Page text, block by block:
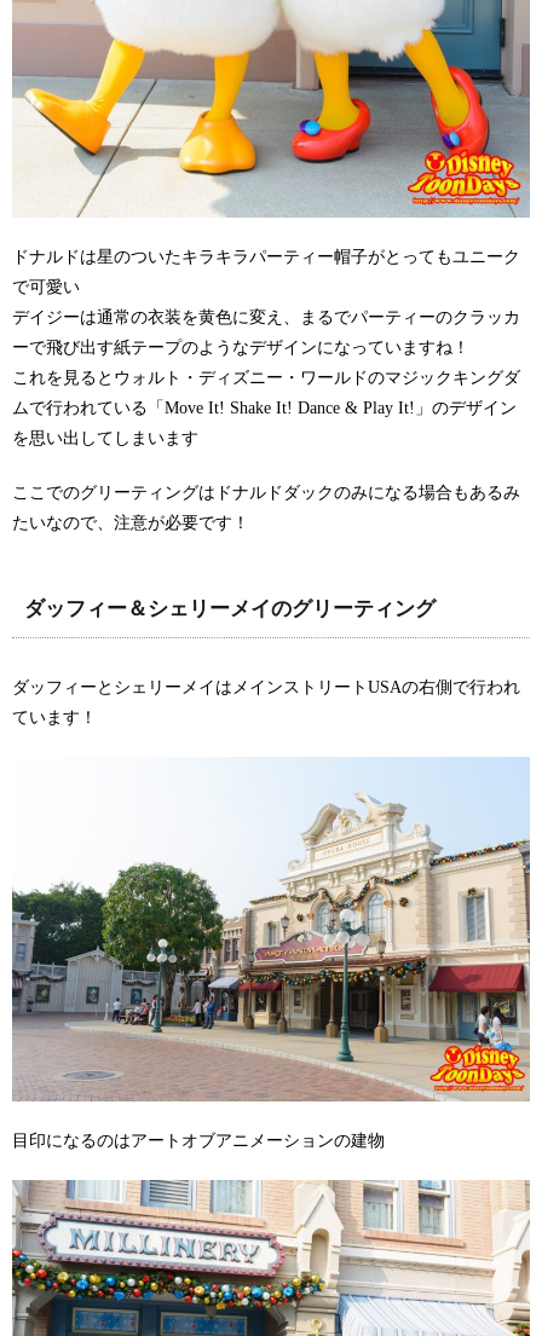
ドナルドは星のついたキラキラパーティー帽子がとってもユニーク
で可愛い
デイジーは通常の衣装を黄色に変え、まるでパーティーのクラッカ
ーで飛び出す紙テープのようなデザインになっていますね！
これを見るとウォルト・ディズニー・ワールドのマジックキングダ
ムで行われている「Move It! Shake It! Dance & Play It!」のデザイン
を思い出してしまいます
ここでのグリーティングはドナルドダックのみになる場合もあるみ
たいなので、注意が必要です！
ダッフィー＆シェリーメイのグリーティング
ダッフィーとシェリーメイはメインストリートUSAの右側で行われ
ています！
目印になるのはアートオブアニメーションの建物